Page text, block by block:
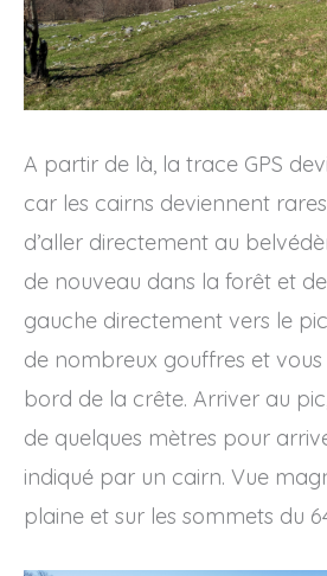
A partir de là, la trace GPS
car les cairns deviennent
d’aller directement au
de nouveau dans la forêt et
gauche directement vers le
de nombreux gouffres et
bord de la crête. Arriver au
de quelques mètres pour
indiqué par un cairn. Vue
plaine et sur les sommets du